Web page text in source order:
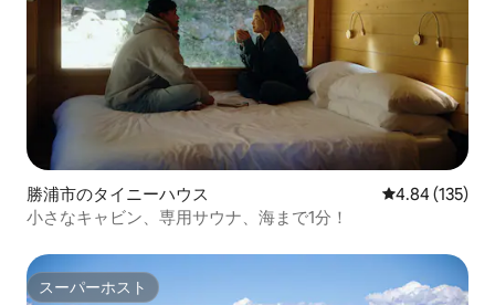
勝浦市のタイニーハウス レビュー135
4.84 (135)
小さなキャビン、専用サウナ、海まで1分！
スーパーホスト
スーパーホスト